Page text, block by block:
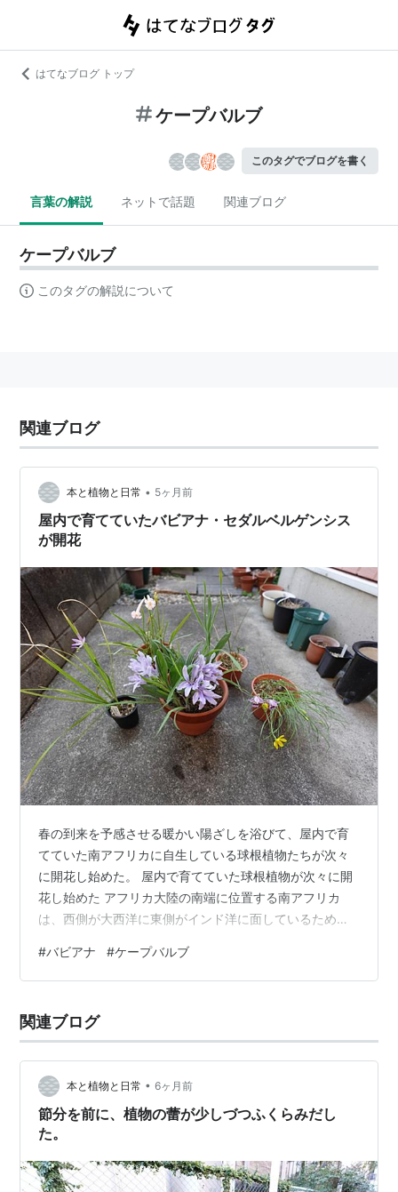
はてなブログ トップ
ケープバルブ
このタグでブログを書く
言葉の解説 ネットで話題 関連ブログ
ケープバルブ
このタグの解説について
関連ブログ
本と植物と日常 • 5ヶ月前
屋内で育てていたバビアナ・セダルベルゲンシス
が開花
春の到来を予感させる暖かい陽ざしを浴びて、屋内で育
てていた南アフリカに自生している球根植物たちが次々
に開花し始めた。 屋内で育てていた球根植物が次々に開
花し始めた アフリカ大陸の南端に位置する南アフリカ
は、西側が大西洋に東側がインド洋に面しているため東
は、大西洋側(南アフリカ西部) に自生している植物。 ち
なみに、冬から春にかけて雨が降り、夏はカラカラ、ま
いう南アフリカの球根植物たちにとって好適の気候&土壌
の条件はブドウが好む条件でもあり、したがって南アフ
#バビアナ #ケープバルブ
関連ブログ
本と植物と日常 • 6ヶ月前
節分を前に、植物の蕾が少しづつふくらみだし
た。